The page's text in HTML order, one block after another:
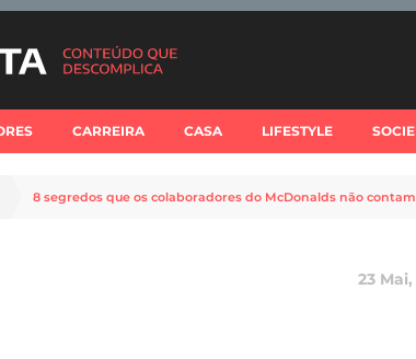
CARREIRA CASA LIFESTYLE
8 segredos que os colaboradores do McDonalds não contam
23 Mai,